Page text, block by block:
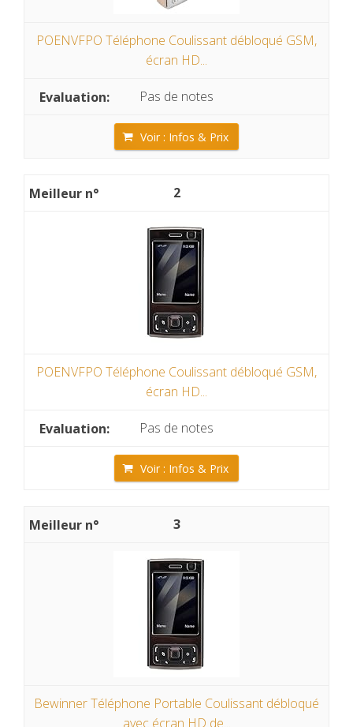
POENVFPO Téléphone Coulissant débloqué GSM,
écran HD...
Pas de notes
Voir : Infos & Prix
2
POENVFPO Téléphone Coulissant débloqué GSM,
écran HD...
Pas de notes
Voir : Infos & Prix
3
Bewinner Téléphone Portable Coulissant débloqué
avec écran HD de...